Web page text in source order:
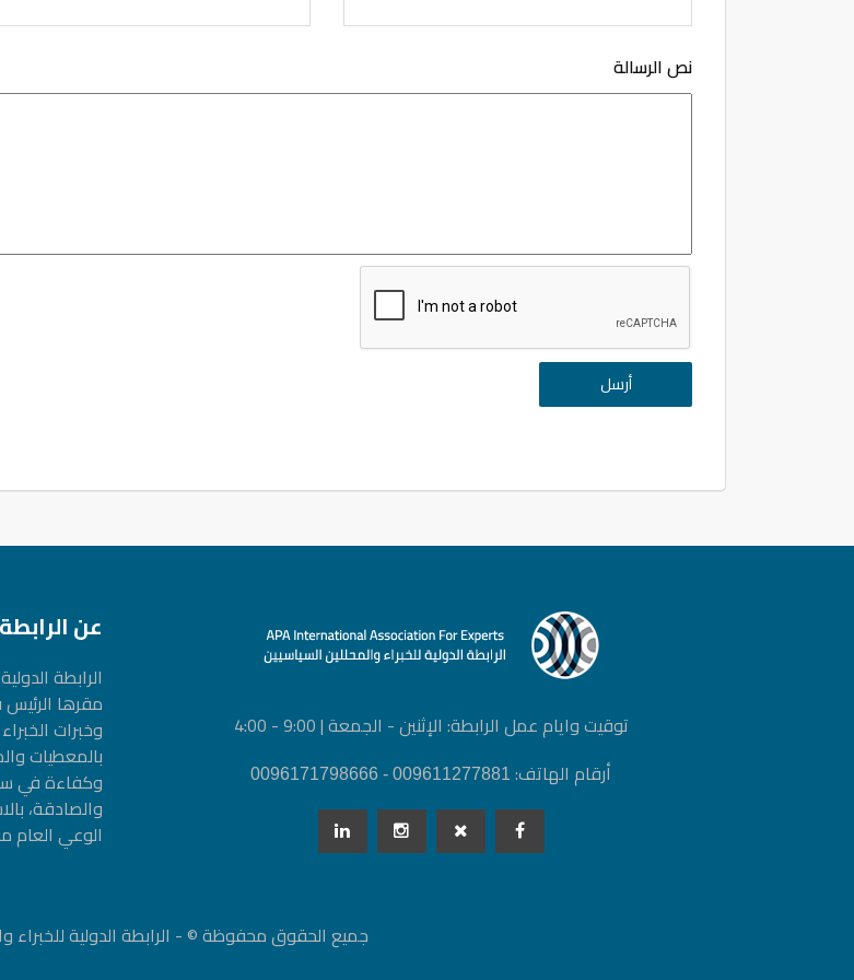
نص الرسالة
أرسل
توقيت وايام عمل الرابطة: الإثنين - الجمعة | 9:00 - 4:00
أرقام الهاتف: 009611277881 - 0096171798666
عن الرابطة
الرابطة
مقرها
وخبرات
بالمعطيات
وكفاءة في
والصادقة،
الوعي العام
جميع الحقوق محفوظة © - الرابطة الدولية للخبراء